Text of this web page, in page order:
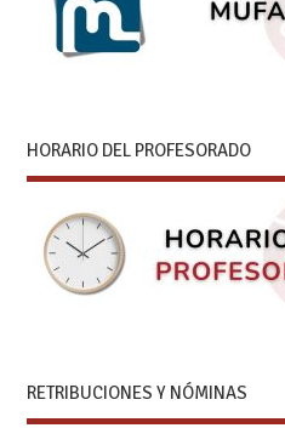
HORARIO DEL PROFESORADO
RETRIBUCIONES Y NÓMINAS